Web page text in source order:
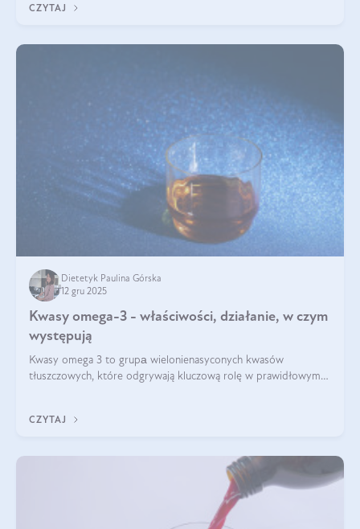
CZYTAJ
Dietetyk Paulina Górska
12 gru 2025
Kwasy omega-3 - właściwości, działanie, w czym
występują
Kwasy omega 3 to grupа wielonienasyconych kwasów
tłuszczowych, które odgrywają kluczową rolę w prawidłowym
CZYTAJ